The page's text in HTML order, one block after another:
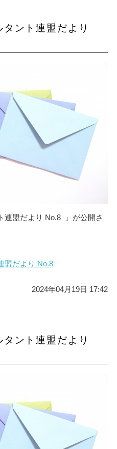
ント連盟だより
連盟だより No.8 」が公開さ
盟だより No.8
2024年04月19日 17:42
ント連盟だより